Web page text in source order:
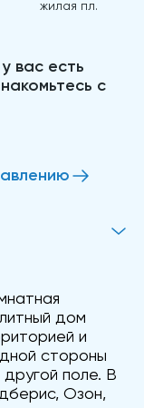
жилая пл.
вас есть
с
дом
и
стороны
поле. В
Озон,